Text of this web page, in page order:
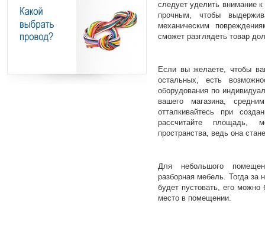
следует уделить внимание
прочным, чтобы
механическим
сможет разглядеть товар
Если вы желаете, чтобы
остальных, есть
оборудования по
вашего магазина,
отталкивайтесь при
рассчитайте площадь,
пространства, ведь она
Для небольшого
разборная мебель. Тогда за
будет пустовать, его
место в помещении.